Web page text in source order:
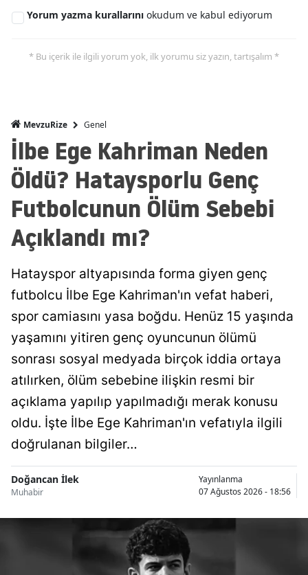
Yorum yazma kurallarını okudum ve kabul ediyorum
* Bu içerik ile ilgili yorum yok, ilk yorumu siz yazın, tartışalım *
MevzuRize Genel
İlbe Ege Kahriman Neden
Öldü? Hataysporlu Genç
Futbolcunun Ölüm Sebebi
Açıklandı mı?
Hatayspor altyapısında forma giyen genç
futbolcu İlbe Ege Kahriman'ın vefat haberi,
spor camiasını yasa boğdu. Henüz 15 yaşında
yaşamını yitiren genç oyuncunun ölümü
sonrası sosyal medyada birçok iddia ortaya
atılırken, ölüm sebebine ilişkin resmi bir
açıklama yapılıp yapılmadığı merak konusu
oldu. İşte İlbe Ege Kahriman'ın vefatıyla ilgili
doğrulanan bilgiler…
Doğancan İlek
Muhabir
Yayınlanma
07 Ağustos 2026 - 18:56